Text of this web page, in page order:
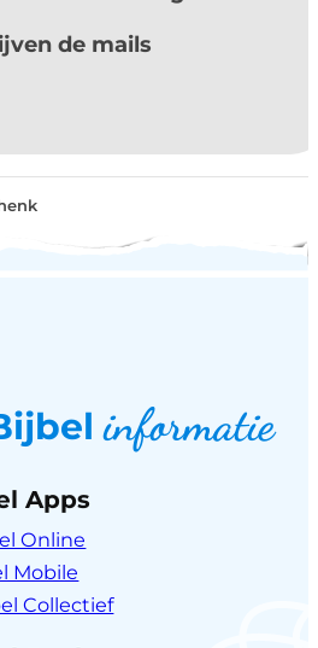
de mails
informatie
Apps
Online
Mobile
Collectief